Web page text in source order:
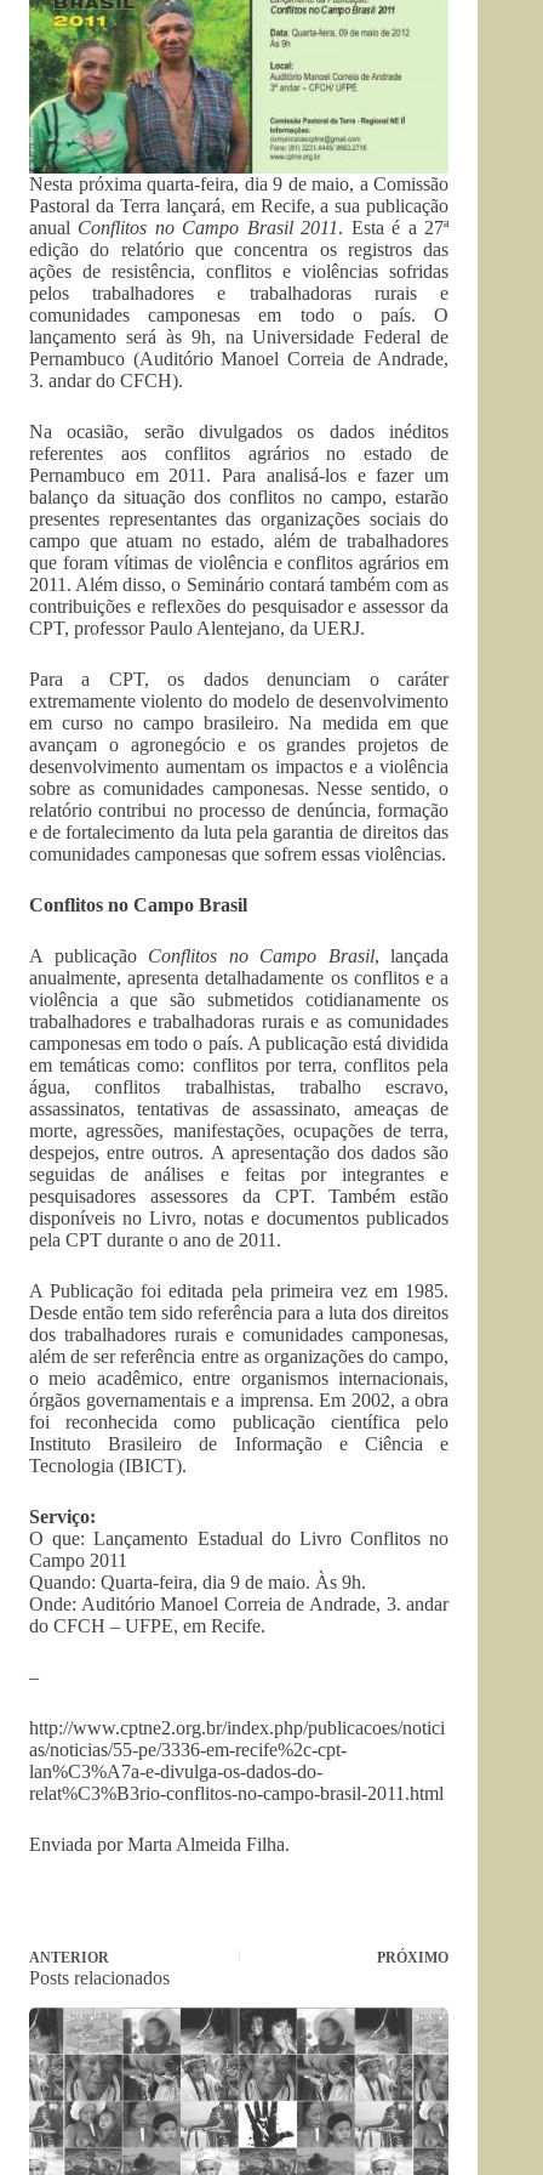
Nesta próxima quarta-feira, dia 9 de maio, a Comissão
Pastoral da Terra lançará, em Recife, a sua publicação
anual Conflitos no Campo Brasil 2011. Esta é a 27ª
edição do relatório que concentra os registros das
ações de resistência, conflitos e violências sofridas
pelos trabalhadores e trabalhadoras rurais e
comunidades camponesas em todo o país. O
lançamento será às 9h, na Universidade Federal de
Pernambuco (Auditório Manoel Correia de Andrade,
3. andar do CFCH).
Na ocasião, serão divulgados os dados inéditos
referentes aos conflitos agrários no estado de
Pernambuco em 2011. Para analisá-los e fazer um
balanço da situação dos conflitos no campo, estarão
presentes representantes das organizações sociais do
campo que atuam no estado, além de trabalhadores
que foram vítimas de violência e conflitos agrários em
2011. Além disso, o Seminário contará também com as
contribuições e reflexões do pesquisador e assessor da
CPT, professor Paulo Alentejano, da UERJ.
Para a CPT, os dados denunciam o caráter
extremamente violento do modelo de desenvolvimento
em curso no campo brasileiro. Na medida em que
avançam o agronegócio e os grandes projetos de
desenvolvimento aumentam os impactos e a violência
sobre as comunidades camponesas. Nesse sentido, o
relatório contribui no processo de denúncia, formação
e de fortalecimento da luta pela garantia de direitos das
comunidades camponesas que sofrem essas violências.
Conflitos no Campo Brasil
A publicação Conflitos no Campo Brasil, lançada
anualmente, apresenta detalhadamente os conflitos e a
violência a que são submetidos cotidianamente os
trabalhadores e trabalhadoras rurais e as comunidades
camponesas em todo o país. A publicação está dividida
em temáticas como: conflitos por terra, conflitos pela
água, conflitos trabalhistas, trabalho escravo,
assassinatos, tentativas de assassinato, ameaças de
morte, agressões, manifestações, ocupações de terra,
despejos, entre outros. A apresentação dos dados são
seguidas de análises e feitas por integrantes e
pesquisadores assessores da CPT. Também estão
disponíveis no Livro, notas e documentos publicados
pela CPT durante o ano de 2011.
A Publicação foi editada pela primeira vez em 1985.
Desde então tem sido referência para a luta dos direitos
dos trabalhadores rurais e comunidades camponesas,
além de ser referência entre as organizações do campo,
o meio acadêmico, entre organismos internacionais,
órgãos governamentais e a imprensa. Em 2002, a obra
foi reconhecida como publicação científica pelo
Instituto Brasileiro de Informação e Ciência e
Tecnologia (IBICT).
Serviço:
O que: Lançamento Estadual do Livro Conflitos no
Campo 2011
Quando: Quarta-feira, dia 9 de maio. Às 9h.
Onde: Auditório Manoel Correia de Andrade, 3. andar
do CFCH – UFPE, em Recife.
–
http://www.cptne2.org.br/index.php/publicacoes/notici
as/noticias/55-pe/3336-em-recife%2c-cpt-
lan%C3%A7a-e-divulga-os-dados-do-
relat%C3%B3rio-conflitos-no-campo-brasil-2011.html
Enviada por Marta Almeida Filha.
ANTERIOR PRÓXIMO
Posts relacionados